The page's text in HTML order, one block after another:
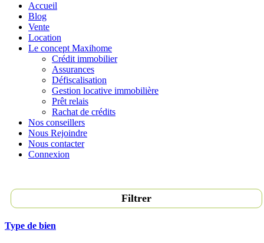
Accueil
Blog
Vente
Location
Le concept Maxihome
Crédit immobilier
Assurances
Défiscalisation
Gestion locative immobilière
Prêt relais
Rachat de crédits
Nos conseillers
Nous Rejoindre
Nous contacter
Connexion
Filtrer
Type de bien